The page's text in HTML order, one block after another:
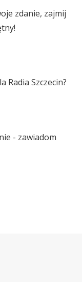
zdanie, zajmij
Radia Szczecin?
- zawiadom